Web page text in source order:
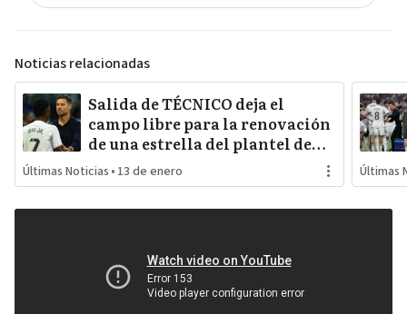
Noticias relacionadas
Salida de TÉCNICO deja el
campo libre para la renovación
de una estrella del plantel de
REAL MADRID
Últimas Noticias • 13 de enero Últimas